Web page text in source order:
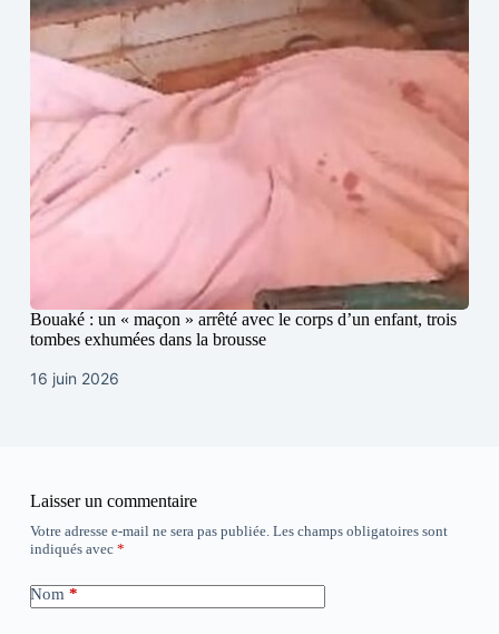
Bouaké : un « maçon » arrêté avec le corps d’un enfant, trois
tombes exhumées dans la brousse
16 juin 2026
Laisser un commentaire
Votre adresse e-mail ne sera pas publiée. Les champs obligatoires sont
indiqués avec *
Nom*